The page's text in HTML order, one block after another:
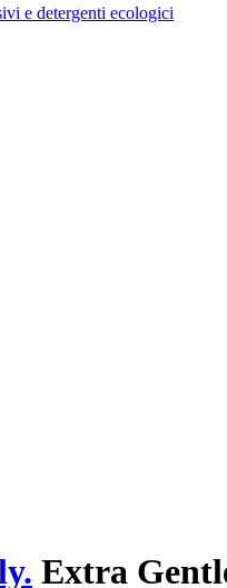
e detergenti ecologici
Extra